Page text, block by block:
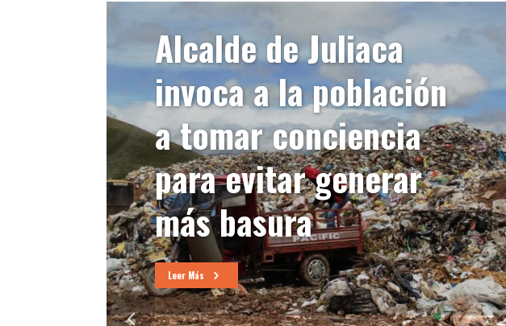
Alcalde de Juliaca
invoca a la población
a tomar conciencia
para evitar generar
más basura
Leer Más